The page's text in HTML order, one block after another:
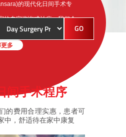
的现代化日间手术专
的专家咨询或治疗，我们会
多
间手术程序
的费用合理实惠，患者可
中，舒适待在家中康复